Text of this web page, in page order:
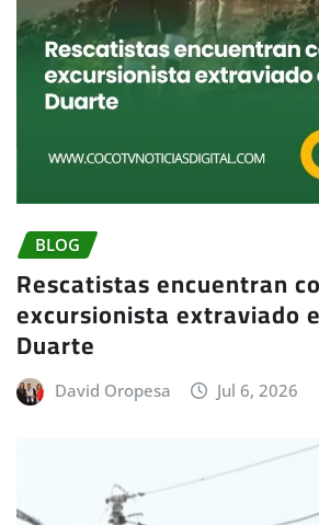
BLOG
Rescatistas encuentran
excursionista extraviado
Duarte
David Oropesa Jul 6, 2026